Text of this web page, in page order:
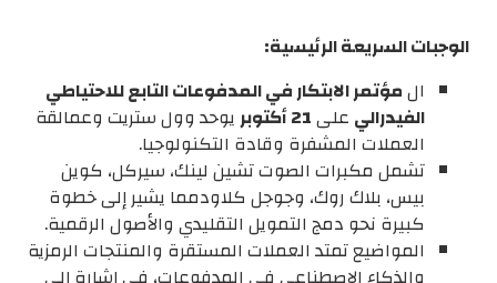
الوجبات السريعة الرئيسية:
المؤتمر الابتكار في المدفوعات التابع للاحتياطي
الفيدرالي على21 أكتوبر
يوحد وول ستريت وعمالقة
العملات المشفرة وقادة التكنولوجيا.
تشمل مكبرات الصوتتشين لينك، سيركل، كوين
بيس، بلاك روك، وجوجل كلاودمما يشير إلى خطوة
كبيرة نحو دمج التمويل التقليدي والأصول الرقمية.
المواضيع تمتد العملات المستقرة والمنتجات الرمزية